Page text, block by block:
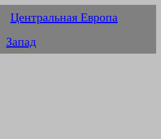
Центральная Европа
Запад